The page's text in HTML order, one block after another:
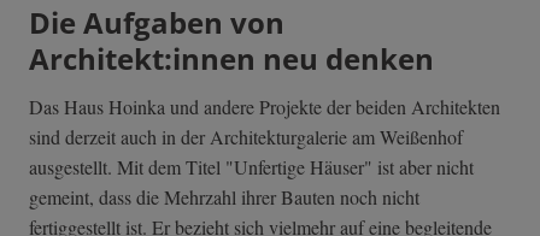
Die Aufgaben von
Architekt:innen neu denken
Das Haus Hoinka und andere Projekte der beiden Architekten
sind derzeit auch in der Architekturgalerie am Weißenhof
ausgestellt. Mit dem Titel "Unfertige Häuser" ist aber nicht
gemeint, dass die Mehrzahl ihrer Bauten noch nicht
fertiggestellt ist. Er bezieht sich vielmehr auf eine begleitende